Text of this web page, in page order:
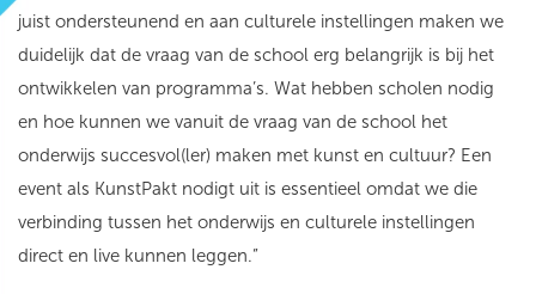
juist ondersteunend en aan culturele instellingen maken we
duidelijk dat de vraag van de school erg belangrijk is bij het
ontwikkelen van programma’s. Wat hebben scholen nodig
en hoe kunnen we vanuit de vraag van de school het
onderwijs succesvol(ler) maken met kunst en cultuur? Een
event als KunstPakt nodigt uit is essentieel omdat we die
verbinding tussen het onderwijs en culturele instellingen
direct en live kunnen leggen.”